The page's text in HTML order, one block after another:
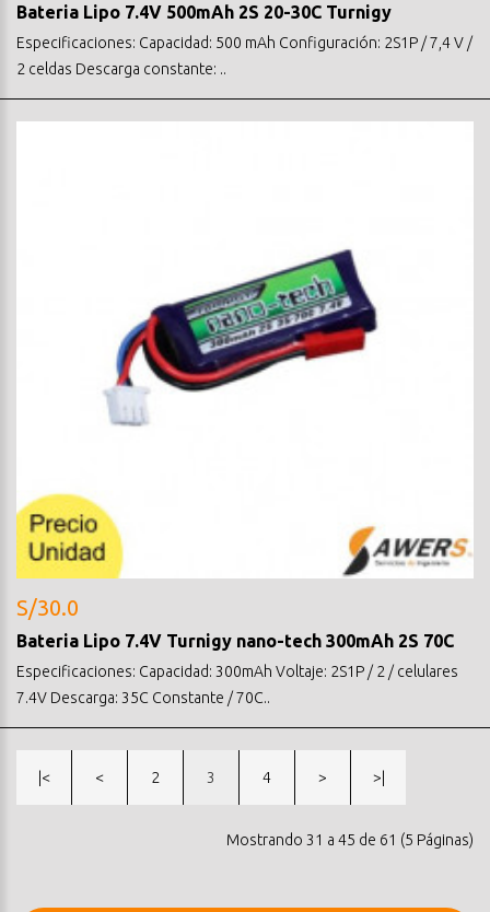
Bateria Lipo 7.4V 500mAh 2S 20-30C Turnigy
Especificaciones: Capacidad: 500 mAh Configuración: 2S1P / 7,4 V /
2 celdas Descarga constante: ..
S/30.0
Bateria Lipo 7.4V Turnigy nano-tech 300mAh 2S 70C
Especificaciones: Capacidad: 300mAh Voltaje: 2S1P / 2 / celulares
7.4V Descarga: 35C Constante / 70C..
|< < 2 3 4 > >|
Mostrando 31 a 45 de 61 (5 Páginas)